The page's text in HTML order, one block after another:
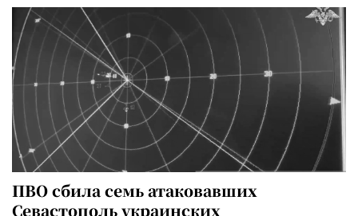
ПВО сбила семь атаковавших
Севастополь украинских